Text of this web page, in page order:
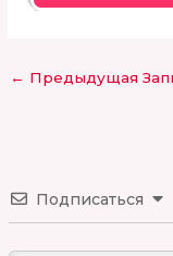
← Предыдущая
Подписаться